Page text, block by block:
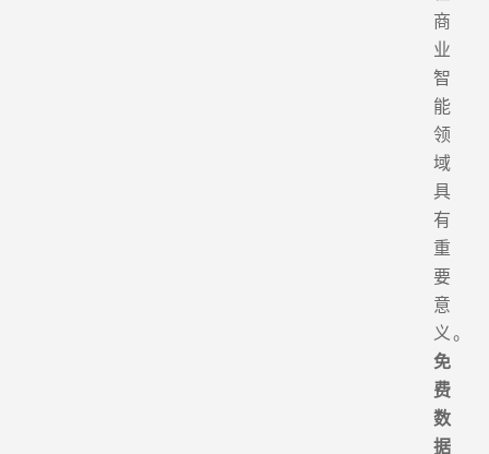
商
业
智
能
领
域
具
有
重
要
意
义。
免
费
数
据